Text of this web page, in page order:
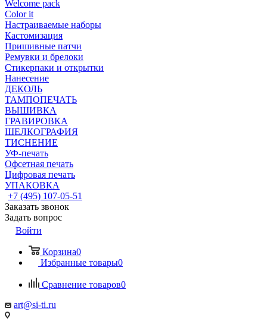
Welcome pack
Color it
Настраиваемые наборы
Кастомизация
Пришивные патчи
Ремувки и брелоки
Стикерпаки и открытки
Нанесение
ДЕКОЛЬ
ТАМПОПЕЧАТЬ
ВЫШИВКА
ГРАВИРОВКА
ШЕЛКОГРАФИЯ
ТИСНЕНИЕ
УФ-печать
Офсетная печать
Цифровая печать
УПАКОВКА
+7 (495) 107-05-51
Заказать звонок
Задать вопрос
Войти
Корзина0
Избранные товары0
Сравнение товаров0
art@si-ti.ru